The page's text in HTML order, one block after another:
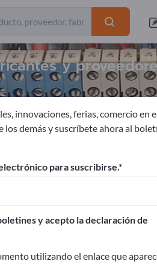
y
aquí
innovaciones, ferias, comercio en
demás y suscríbete ahora al
para suscribirse.
y acepto la declaración de
utilizando el enlace que